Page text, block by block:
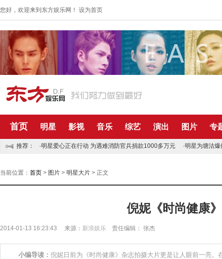
您好，欢迎来到东方娱乐网！ 设为首页
首页 明星 影视 音乐 综艺 演出 图片 专
推荐： ·明星爱心正在行动 为遇难消防官兵捐款1000多万元 ·明星为塘沽
当前位置： 首页 > 图片 > 明星大片 > 正文
倪妮《时尚健康
2014-01-13 16:23:43 来源： 新浪娱乐 责任编辑： 张杰
小编导读： 倪妮日前为《时尚健康》杂志拍摄大片更是让人眼前一亮